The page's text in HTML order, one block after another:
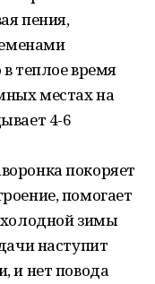
пения,
теплое время
местах на
4-6
покоряет
помогает
зимы
наступит
и нет повода